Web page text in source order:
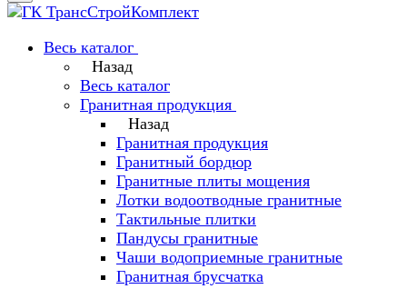
Весь каталог
Назад
Весь каталог
Гранитная продукция
Назад
Гранитная продукция
Гранитный бордюр
Гранитные плиты мощения
Лотки водоотводные гранитные
Тактильные плитки
Пандусы гранитные
Чаши водоприемные гранитные
Гранитная брусчатка